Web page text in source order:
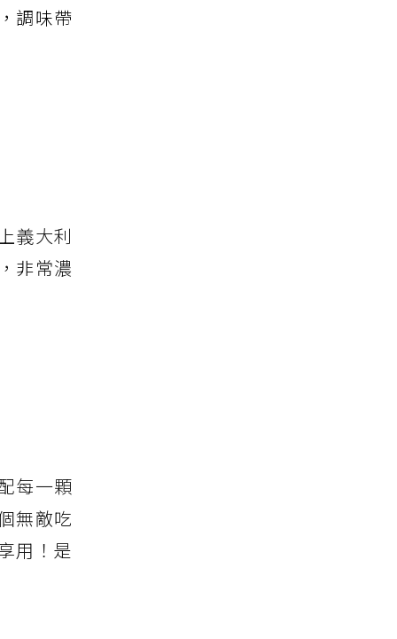
調味帶
義大利
非常濃
每一顆
無敵吃
用！是